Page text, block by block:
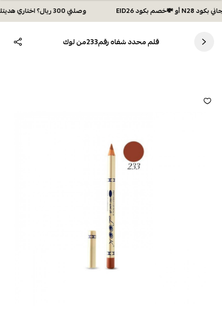
وصلتي 300 ريال؟ اختاري هديتك :🏍 شحن مجاني بكود N28 أو 💸خصم بكود EID26
قلم محدد شفاه رقم233من لوك